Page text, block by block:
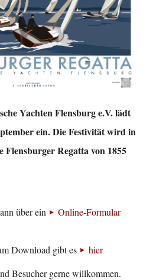
Yachten Flensburg e.V. lädt
ein. Die Festivität wird in
Regatta von 1855
über ein
Online-Formular
Download gibt es
hier
Besucher gerne willkommen.